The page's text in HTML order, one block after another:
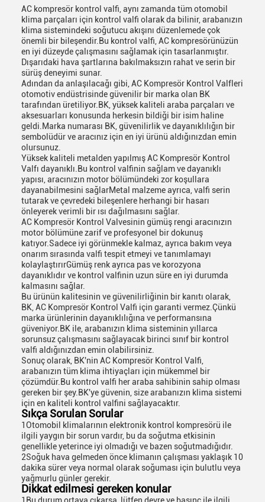
AC kompresör kontrol valfi, aynı zamanda tüm otomobil
klima parçaları için kontrol valfi olarak da bilinir, arabanızın
klima sistemindeki soğutucu akışını düzenlemede çok
önemli bir bileşendir.Bu kontrol valfi, AC kompresörünüzün
en iyi düzeyde çalışmasını sağlamak için tasarlanmıştır.
Dışarıdaki hava şartlarına bakılmaksızın rahat ve serin bir
sürüş deneyimi sunar.
Adından da anlaşılacağı gibi, AC Kompresör Kontrol Valfleri
otomotiv endüstrisinde güvenilir bir marka olan BK
tarafından üretiliyor.BK, yüksek kaliteli araba parçaları ve
aksesuarları konusunda herkesin bildiği bir isim haline
geldi.Marka numarası BK, güvenilirlik ve dayanıklılığın bir
sembolüdür ve aracınız için en iyi ürünü aldığınızdan emin
olursunuz.
Yüksek kaliteli metalden yapılmış AC Kompresör Kontrol
Valfı dayanıklı.Bu kontrol valfinin sağlam ve dayanıklı
yapısı, aracınızın motor bölümündeki zor koşullara
dayanabilmesini sağlarMetal malzeme ayrıca, valfi serin
tutarak ve çevredeki bileşenlere herhangi bir hasarı
önleyerek verimli bir ısı dağılmasını sağlar.
AC Kompresör Kontrol Valvesinin gümüş rengi aracınızın
motor bölümüne zarif ve profesyonel bir dokunuş
katıyor.Sadece iyi görünmekle kalmaz, ayrıca bakım veya
onarım sırasında valfi tespit etmeyi ve tanımlamayı
kolaylaştırırGümüş renk ayrıca pas ve korozyona
dayanıklıdır ve kontrol valfinin uzun süre en iyi durumda
kalmasını sağlar.
Bu ürünün kalitesinin ve güvenilirliğinin bir kanıtı olarak,
BK, AC Kompresör Kontrol Valfi için garanti vermez.Çünkü
marka ürünlerinin dayanıklılığına ve performansına
güveniyor.BK ile, arabanızın klima sisteminin yıllarca
sorunsuz çalışmasını sağlayacak birinci sınıf bir kontrol
valfi aldığınızdan emin olabilirsiniz.
Sonuç olarak, BK'nin AC Kompresör Kontrol Valfi,
arabanızın tüm klima ihtiyaçları için mükemmel bir
çözümdür.Bu kontrol valfi her araba sahibinin sahip olması
gereken bir şey.BK'ye güvenin, size arabanızın klima sistemi
için en kaliteli kontrol valfini sağlayacaktır.
Sıkça Sorulan Sorular
1Otomobil klimalarının elektronik kontrol kompresörü ile
ilgili yaygın bir sorun vardır, bu da soğutma etkisinin
genellikle yeterince iyi olmadığı ve bazen soğutmadığıdır.
2Soğuk hava gelmeden önce klimanın çalışması yaklaşık 10
dakika sürer veya normal olarak soğuması için bulutlu veya
yağmurlu günler gerekir.
Dikkat edilmesi gereken konular